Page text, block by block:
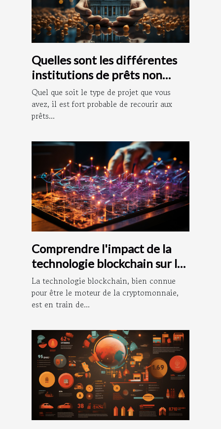
Quelles sont les différentes
institutions de prêts non
bancaires ?
Quel que soit le type de projet que vous
avez, il est fort probable de recourir aux
prêts...
Comprendre l'impact de la
technologie blockchain sur la
comptabilité
La technologie blockchain, bien connue
pour être le moteur de la cryptomonnaie,
est en train de...